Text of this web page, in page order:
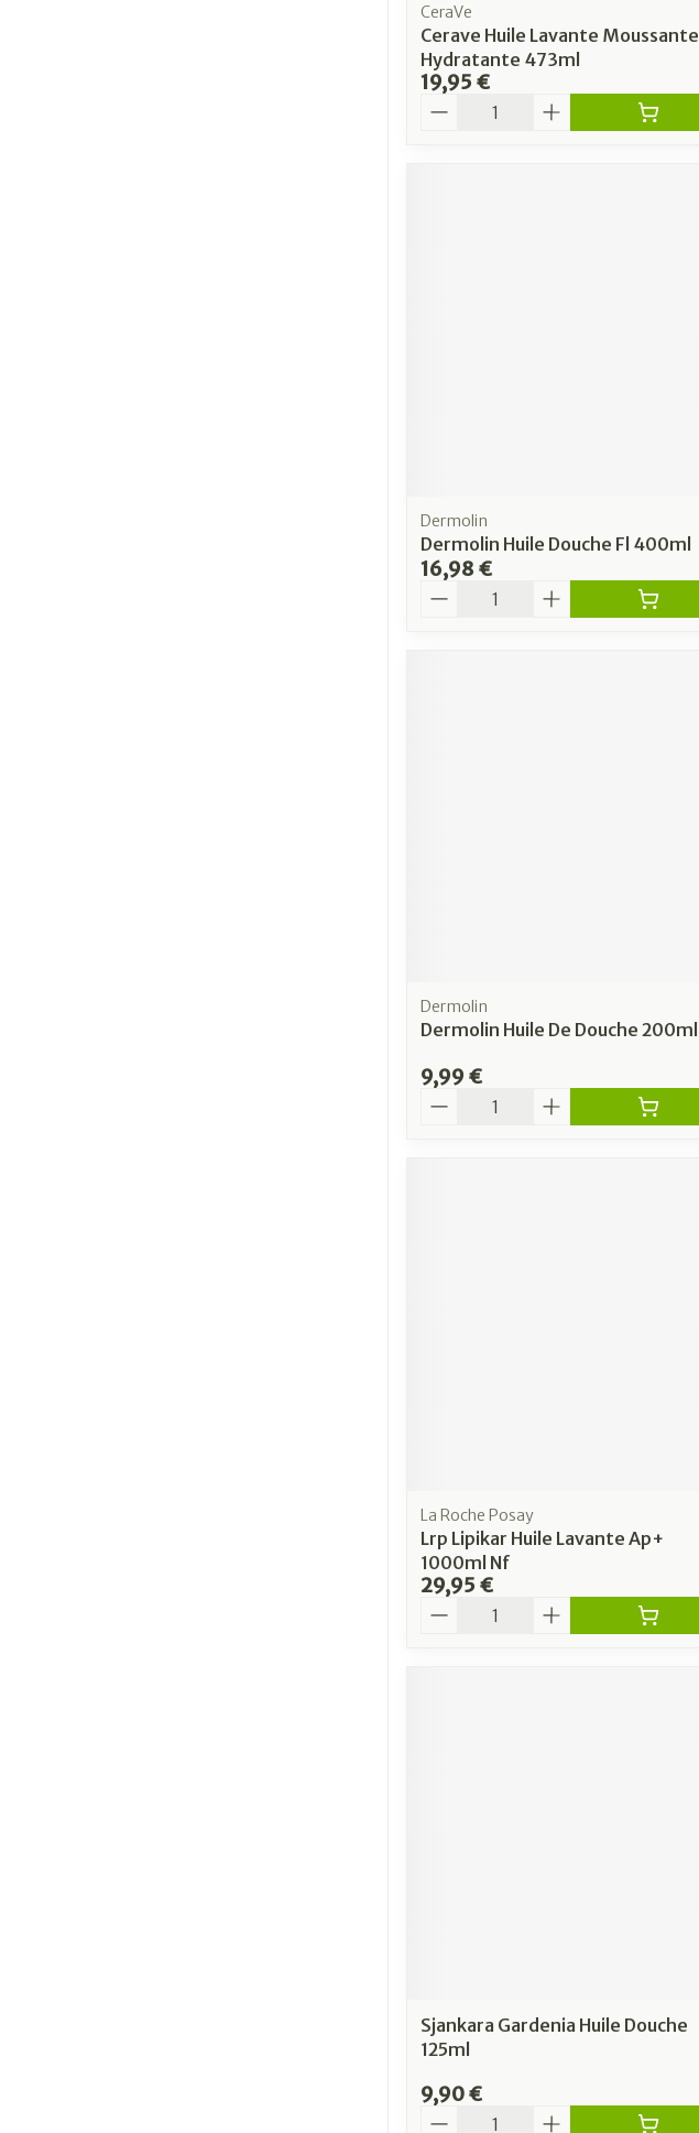
CeraVe
Cerave Huile Lavante Moussante
Hydratante 473ml
19,95 €
Quantité
Dermolin
Dermolin Huile Douche Fl 400ml
16,98 €
Quantité
Dermolin
Dermolin Huile De Douche 200ml
9,99 €
Quantité
La Roche Posay
Lrp Lipikar Huile Lavante Ap+
1000ml Nf
29,95 €
Quantité
Sjankara Gardenia Huile Douche
125ml
9,90 €
Quantité